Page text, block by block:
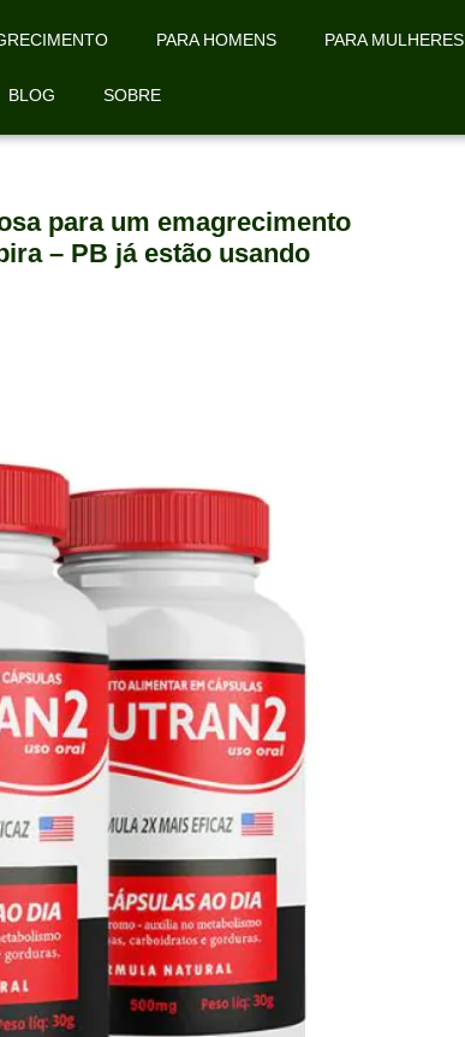
PARA HOMENS PARA MULHERES
BLOG SOBRE
para um emagrecimento
– PB já estão usando
Seca Já Detox – O Fim da gordura
localizada
Apenas 12x de R$19,78
Ver detalhes